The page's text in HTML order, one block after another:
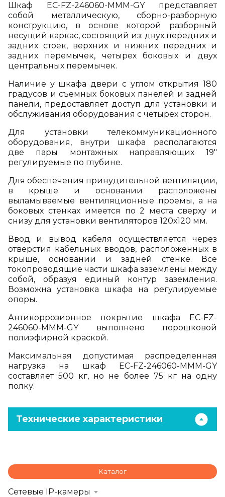
Шкаф EC-FZ-246060-MMM-GY представляет
собой металлическую, сборно-разборную
конструкцию, в основе которой разборный
несущий каркас, состоящий из: двух передних и
задних стоек, верхних и нижних передних и
задних перемычек, четырех боковых и двух
центральных перемычек.
Наличие у шкафа двери с углом открытия 180
градусов и съемных боковых панелей и задней
панели, предоставляет доступ для установки и
обслуживания оборудования с четырех сторон.
Для установки телекоммуникационного
оборудования, внутри шкафа располагаются
две пары монтажных направляющих 19"
регулируемые по глубине.
Для обеспечения принудительной вентиляции,
в крыше и основании расположены
выламываемые вентиляционные проемы, а на
боковых стенках имеется по 2 места сверху и
снизу для установки вентиляторов 120х120 мм.
Ввод и вывод кабеля осуществляется через
отверстия кабельных вводов, расположенных в
крыше, основании и задней стенке. Все
токопроводящие части шкафа заземлены между
собой, образуя единый контур заземления.
Возможна установка шкафа на регулируемые
опоры.
Антикоррозионное покрытие шкафа EC-FZ-
246060-MMM-GY выполнено порошковой
полиэфирной краской.
Максимальная допустимая распределенная
нагрузка на шкаф EC-FZ-246060-MMM-GY
составляет 500 кг, но не более 75 кг на одну
полку.
Технические характеристики
Каталог
Сетевые IP-камеры